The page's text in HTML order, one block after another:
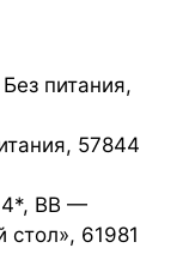
питания,
57844
4*, BB —
стол», 61981